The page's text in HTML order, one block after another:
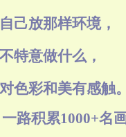
己放那样环境，
不特意做什么，
色彩和美有感触
路积累1000+名